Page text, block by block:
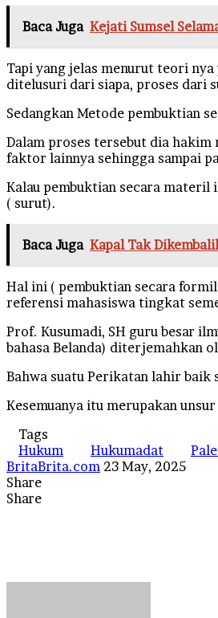
Baca Juga Kejati Sumsel
Tapi yang jelas menurut teori
ditelusuri dari siapa, proses dari
Sedangkan Metode pembuktian
Dalam proses tersebut dia
faktor lainnya sehingga sampai
Kalau pembuktian secara materil
( surut).
Baca Juga Kapal Tak
Hal ini ( pembuktian secara
referensi mahasiswa tingkat
Prof. Kusumadi, SH guru besar
bahasa Belanda) diterjemahkan
Bahwa suatu Perikatan lahir baik
Kesemuanya itu merupakan
Tags
Hukum
Hukumadat
BritaBrita.com Send
23 May, 2025
Share
Facebook
X
LinkedIn
Tumblr
Pinterest
Reddit
VKontakte
Odnoklassniki
Pocket
WhatsApp
Telegram
Line
Share